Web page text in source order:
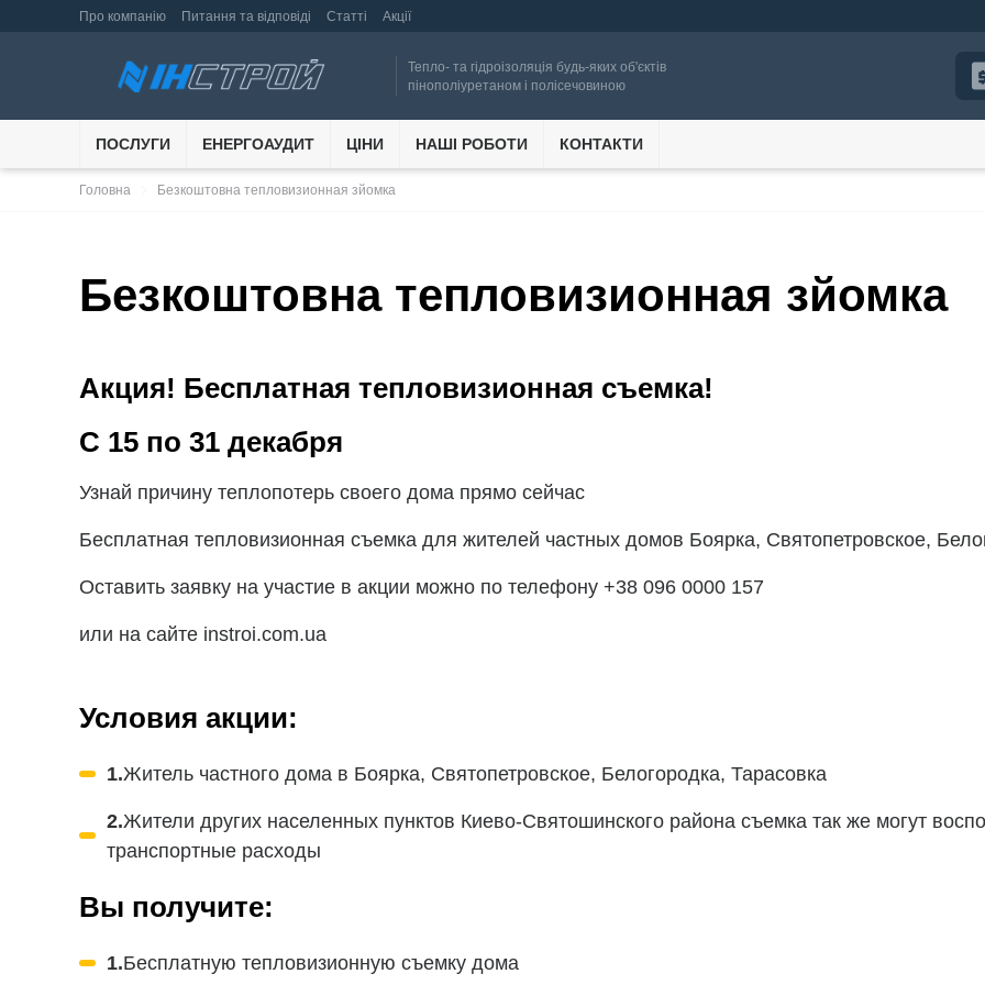
Про компанію Питання та відповіді Статті Акції
Тепло- та гідроізоляція будь-яких об'єктів
пінополіуретаном і полісечовиною
ПОСЛУГИ ЕНЕРГОАУДИТ ЦІНИ НАШІ РОБОТИ КОНТАКТИ
Головна Безкоштовна тепловизионная зйомка
Безкоштовна тепловизионная зйомка
Акция! Бесплатная тепловизионная съемка!
С 15 по 31 декабря
Узнай причину теплопотерь своего дома прямо сейчас
Бесплатная тепловизионная съемка для жителей частных домов Боярка, Святопетровское,
Оставить заявку на участие в акции можно по телефону +38 096 0000 157
или на сайте instroi.com.ua
Условия акции:
1.Житель частного дома в Боярка, Святопетровское, Белогородка, Тарасовка
2.Жители других населенных пунктов Киево-Святошинского района съемка так же могут
транспортные расходы
Вы получите:
1.Бесплатную тепловизионную съемку дома